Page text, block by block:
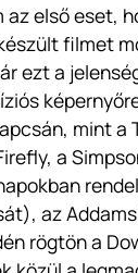
az első eset,
filmet
ezt a
mint a
a
az
rögtöna